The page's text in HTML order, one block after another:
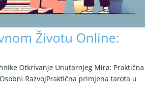
Životu Online:
Otkrivanje Unutarnjeg Mira: Praktična
RazvojPraktična primjena tarota u